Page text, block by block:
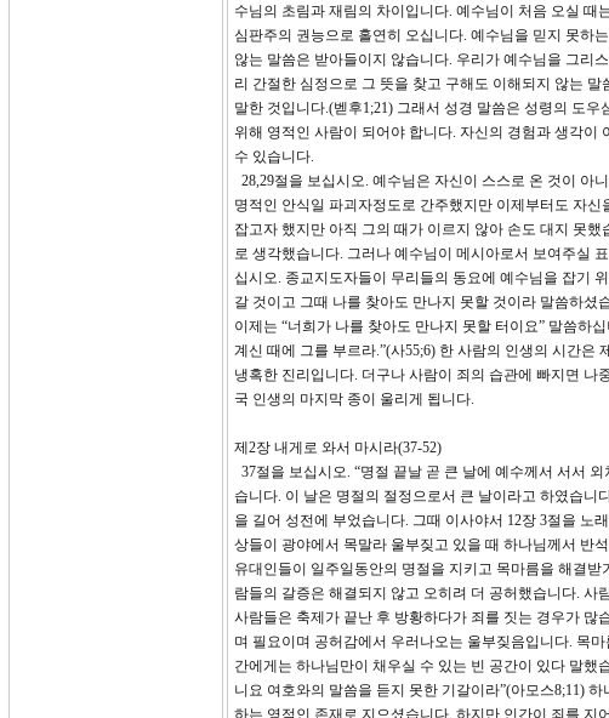
수님의 초림과 재림의 차이입니다. 예수님이 처음 오실 때
심판주의 권능으로 홀연히 오십니다. 예수님을 믿지 못하
않는 말씀은 받아들이지 않습니다. 우리가 예수님을 그리
리 간절한 심정으로 그 뜻을 찾고 구해도 이해되지 않는
말한 것입니다.(벧후1;21) 그래서 성경 말씀은 성령의 도
위해 영적인 사람이 되어야 합니다. 자신의 경험과 생각
수 있습니다.
28,29절을 보십시오. 예수님은 자신이 스스로 온 것이 아
명적인 안식일 파괴자정도로 간주했지만 이제부터도 자
잡고자 했지만 아직 그의 때가 이르지 않아 손도 대지 못
로 생각했습니다. 그러나 예수님이 메시아로서 보여주실
십시오. 종교지도자들이 무리들의 동요에 예수님을 잡기
갈 것이고 그때 나를 찾아도 만나지 못할 것이라 말씀하셨
이제는 “너희가 나를 찾아도 만나지 못할 터이요” 말씀하
계신 때에 그를 부르라.”(사55;6) 한 사람의 인생의 시간은
냉혹한 진리입니다. 더구나 사람이 죄의 습관에 빠지면 나
국 인생의 마지막 종이 울리게 됩니다.
제2장 내게로 와서 마시라(37-52)
37절을 보십시오. “명절 끝날 곧 큰 날에 예수께서 서서
습니다. 이 날은 명절의 절정으로서 큰 날이라고 하였습니
을 길어 성전에 부었습니다. 그때 이사야서 12장 3절을 노
상들이 광야에서 목말라 울부짖고 있을 때 하나님께서 반
유대인들이 일주일동안의 명절을 지키고 목마름을 해결
람들의 갈증은 해결되지 않고 오히려 더 공허했습니다.
사람들은 축제가 끝난 후 방황하다가 죄를 짓는 경우가 많
며 필요이며 공허감에서 우러나오는 울부짖음입니다. 목
간에게는 하나님만이 채우실 수 있는 빈 공간이 있다 말
니요 여호와의 말씀을 듣지 못한 기갈이라”(아모스8;11)
하는 영적인 존재로 지으셨습니다. 하지만 인간이 죄를